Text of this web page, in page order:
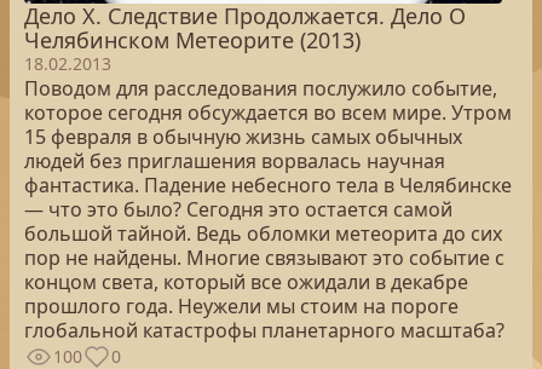
Дело Х. Следствие Продолжается. Дело О
Челябинском Метеорите (2013)
18.02.2013
Поводом для расследования послужило событие,
которое сегодня обсуждается во всем мире. Утром
15 февраля в обычную жизнь самых обычных
людей без приглашения ворвалась научная
фантастика. Падение небесного тела в Челябинске
— что это было? Сегодня это остается самой
большой тайной. Ведь обломки метеорита до сих
пор не найдены. Многие связывают это событие с
концом света, который все ожидали в декабре
прошлого года. Неужели мы стоим на пороге
глобальной катастрофы планетарного масштаба?
100 0